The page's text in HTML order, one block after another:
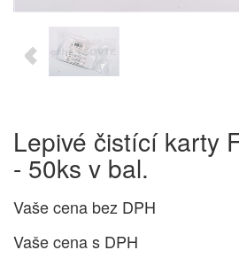
Lepivé čistící karty
- 50ks v bal.
Vaše cena bez DPH
Vaše cena s DPH